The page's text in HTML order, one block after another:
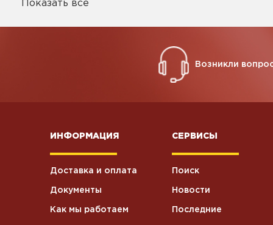
Показать все
Возникли
ИНФОРМАЦИЯ
Доставка и оплата
Документы
Как мы работаем
СЕРВИСЫ
Поиск
Новости
Последние